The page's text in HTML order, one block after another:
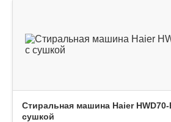
Стиральная машина Haier HWD70-
сушкой